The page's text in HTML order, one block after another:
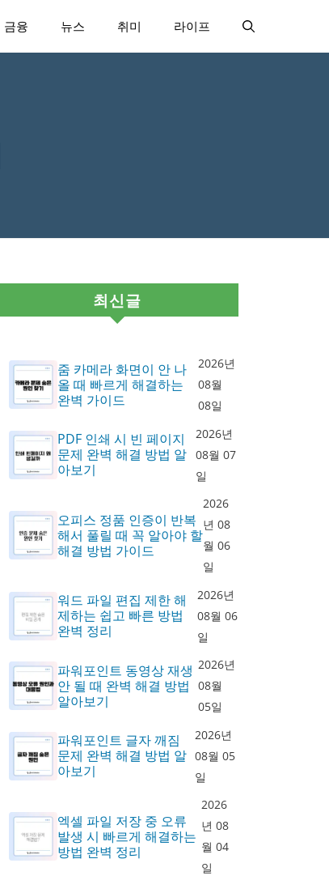
금융 뉴스 취미 라이프
최신글
줌 카메라 화면이 안 나
올 때 빠르게 해결하는
완벽 가이드
2026년
08월
08일
PDF 인쇄 시 빈 페이지
문제 완벽 해결 방법 알
아보기
2026년
08월 07
일
오피스 정품 인증이 반복
해서 풀릴 때 꼭 알아야 할
해결 방법 가이드
2026
년 08
월 06
일
워드 파일 편집 제한 해
제하는 쉽고 빠른 방법
완벽 정리
2026년
08월 06
일
파워포인트 동영상 재생
안 될 때 완벽 해결 방법
알아보기
2026년
08월
05일
파워포인트 글자 깨짐
문제 완벽 해결 방법 알
아보기
2026년
08월 05
일
엑셀 파일 저장 중 오류
발생 시 빠르게 해결하는
방법 완벽 정리
2026
년 08
월 04
일